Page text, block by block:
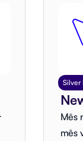
Silver
Mēs
mēs